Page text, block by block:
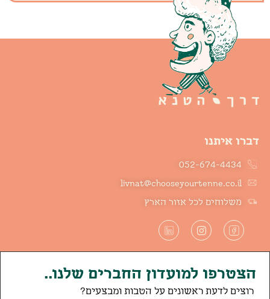
דברו איתנו
052-674-4434
livnat@chooseyourtenne.co.il
משלוחים לכל אזור הארץ
הצטרפו למועדון החברים שלנו..
רוצים לדעת ראשונים על הטבות ומבצעים?